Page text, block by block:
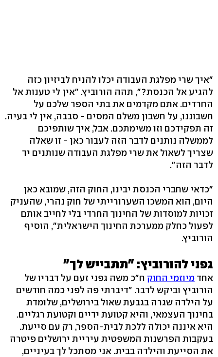
"איך שרי מפלגת העבודה יכלו להניח לביזיון כזה
להגיע אל הכנסת?", תהה הורוביץ. "אין לי טענות אל
החרדים. אתם מקדמים את בתי הספר שלכם על
חשבוננו, על חשבון משלם המסים - סבבה, אין לי בעיה.
זה תפקידכם וזו משימתכם. אבל, איך שותפיכם
לממשלה נותנים לדבר הזה לעבור כאן - זו שאלה
שצריך לשאול את שרי מפלגת העבודה שנותנים יד
לדבר הזה".
"כדאי שחברי הכנסת יבינו, החוק הזה, שמובא כאן
היום, הוא המשכו השערורייתי של חוק נהרי, שהעניק
זכויות למוסדות של החינוך החרדי בלי לחייב אותם
לפעול כחלק ממערכת החינוך הישראלית", הוסיף
הורוביץ.
גפני להורוביץ: "תתבייש לך"
אחד מיוזמי החוק ח"כ משה גפני זעם על דבריו של
הורוביץ וביקש לדבר. "דיברתי פה לפני כמה חודשים
על הילדה שגרה בגבעת שאול בירושלים, שלומדת
בחינוך העצמאי, והיא קטועת ידיים וקטועת רגליים.
היא איננה יכולה ללכת לבית-הספר, רק עם סייעת.
בעקבות הפרשנות המשפטית עיריית ירושלים פיטרה
את הסייעת והילדה בבית. אני מסתכל לך בעיניים,